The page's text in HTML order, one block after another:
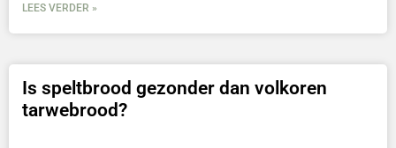
LEES VERDER »
Is speltbrood gezonder dan volkoren
tarwebrood?